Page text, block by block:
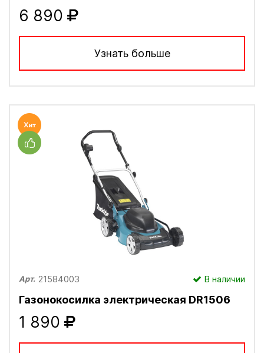
6 890
Узнать больше
Арт. 21584003 В наличии
Газонокосилка электрическая DR1506
1 890